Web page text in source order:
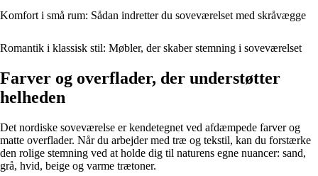
Komfort i små rum: Sådan indretter du soveværelset med skråvægge
Romantik i klassisk stil: Møbler, der skaber stemning i soveværelset
Farver og overflader, der understøtter
helheden
Det nordiske soveværelse er kendetegnet ved afdæmpede farver og
matte overflader. Når du arbejder med træ og tekstil, kan du forstærke
den rolige stemning ved at holde dig til naturens egne nuancer: sand,
grå, hvid, beige og varme trætoner.